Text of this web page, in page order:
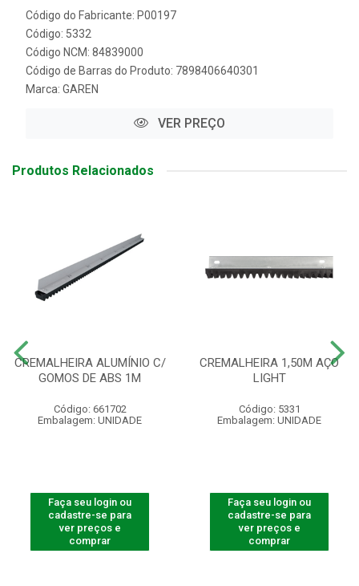
Código do Fabricante: P00197
Código: 5332
Código NCM: 84839000
Código de Barras do Produto: 7898406640301
Marca: GAREN
VER PREÇO
Produtos Relacionados
CREMALHEIRA ALUMÍNIO C/
GOMOS DE ABS 1M
Código: 661702
Embalagem: UNIDADE
Faça seu login ou
cadastre-se para
ver preços e
comprar
CREMALHEIRA 1,50M AÇO
LIGHT
Código: 5331
Embalagem: UNIDADE
Faça seu login ou
cadastre-se para
ver preços e
comprar